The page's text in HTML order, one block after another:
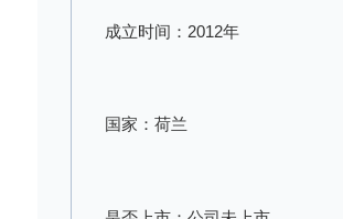
成立时间：2012年
国家：荷兰